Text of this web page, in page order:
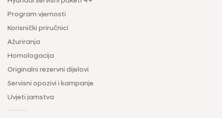
Program vjernosti
Korisnički priručnici
Ažuriranja
Homologacija
Originalni rezervni dijelovi
Servisni opozivi i kampanje
Uvjeti jamstva